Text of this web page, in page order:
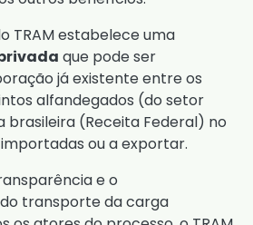
TRAM estabelece uma
que pode ser
já existente entre os
alfandegados (do setor
brasileira (Receita Federal) no
ou a exportar.
e o
transporte da carga